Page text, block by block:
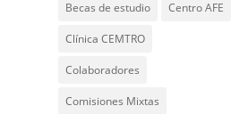
Becas de estudio Centro AFE
Clínica CEMTRO
Colaboradores
Comisiones Mixtas